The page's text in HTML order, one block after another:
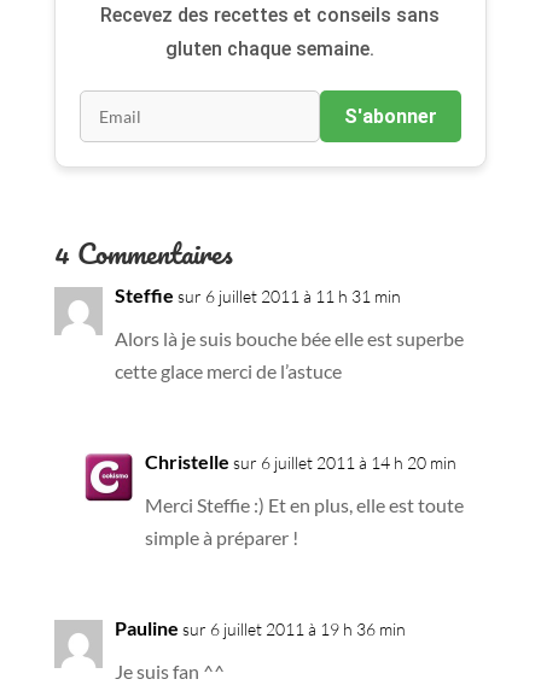
Recevez des recettes et conseils sans
gluten chaque semaine.
S'abonner
4 Commentaires
Steffie sur 6 juillet 2011 à 11 h 31 min
Alors là je suis bouche bée elle est superbe
cette glace merci de l’astuce
Christelle sur 6 juillet 2011 à 14 h 20 min
Merci Steffie :) Et en plus, elle est toute
simple à préparer !
Pauline sur 6 juillet 2011 à 19 h 36 min
Je suis fan ^^